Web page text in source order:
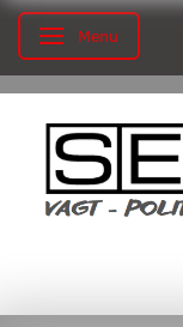
Skifte navigation
Menu